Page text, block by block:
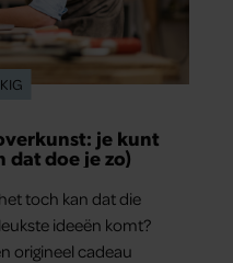
je kunt
dat doe je zo)
toch kan dat die
ideeën komt?
origineel cadeau